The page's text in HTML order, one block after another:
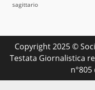
sagittario
Copyright 2025 ©
Testata Giornalistica